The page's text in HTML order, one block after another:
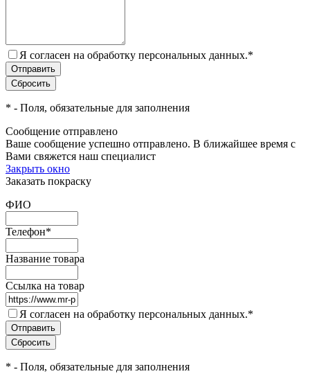
Я согласен на обработку персональных данных.*
* - Поля, обязательные для заполнения
Сообщение отправлено
Ваше сообщение успешно отправлено. В ближайшее время с
Вами свяжется наш специалист
Закрыть окно
Заказать покраску
ФИО
Телефон*
Название товара
Ссылка на товар
Я согласен на обработку персональных данных.*
* - Поля, обязательные для заполнения